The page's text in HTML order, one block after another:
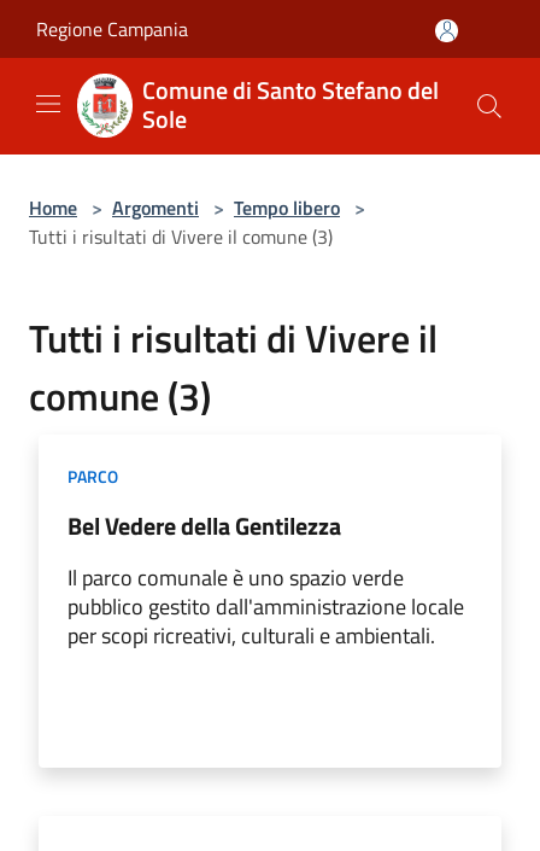
Regione Campania
Comune di Santo Stefano del
Sole
Home > Argomenti > Tempo libero >
Tutti i risultati di Vivere il comune (3)
Tutti i risultati di Vivere il
comune (3)
PARCO
Bel Vedere della Gentilezza
Il parco comunale è uno spazio verde
pubblico gestito dall'amministrazione locale
per scopi ricreativi, culturali e ambientali.